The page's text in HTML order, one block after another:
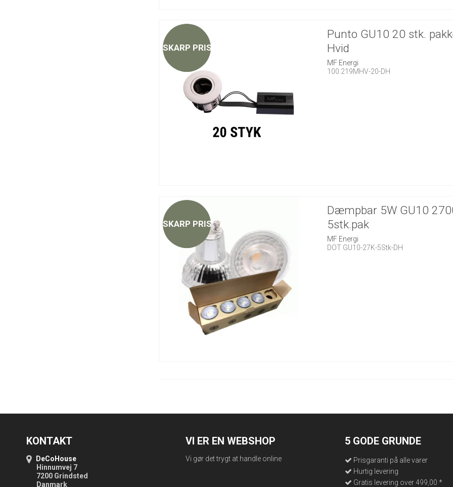
SKARP PRIS
Punto GU10 20 stk.
Hvid
MF Energi
100.219MHV-20-DH
SKARP PRIS
Dæmpbar 5W GU10
5stk.pak
MF Energi
DOT GU10-27K-5Stk-DH
KONTAKT
DeCoHouse
Hinnumvej 7
7200 Grindsted
Danmark
VI ER EN WEBSHOP
Vi gør det trygt at handle online
5 GODE GRUNDE
Prisgaranti på alle varer
Hurtig levering
Gratis levering over 499,00 *